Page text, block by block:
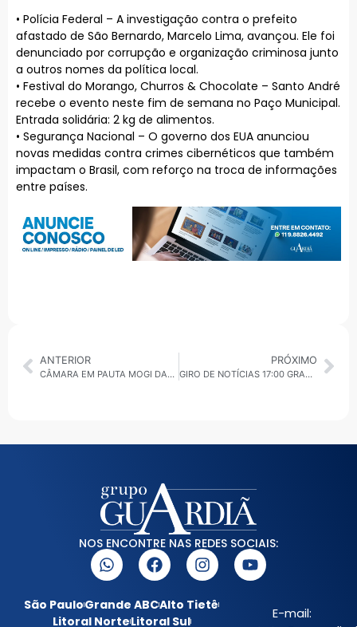
• Polícia Federal – A investigação contra o prefeito
afastado de São Bernardo, Marcelo Lima, avançou. Ele foi
denunciado por corrupção e organização criminosa junto
a outros nomes da política local.
• Festival do Morango, Churros & Chocolate – Santo André
recebe o evento neste fim de semana no Paço Municipal.
Entrada solidária: 2 kg de alimentos.
• Segurança Nacional – O governo dos EUA anunciou
novas medidas contra crimes cibernéticos que também
impactam o Brasil, com reforço na troca de informações
entre países.
ANTERIOR
CÂMARA EM PAUTA MOGI DAS CRUZES: CÓDIGO DE CONDUTA E ÉTICA DOS AGENTES PÚBLICOS É APROVADO PELOS VEREADORES
PRÓXIMO
GIRO DE NOTÍCIAS 17:00 GRANDE ABC E BRASIL 21/08/2025
NOS ENCONTRE NAS REDES SOCIAIS:
São PauloGrande ABCAlto Tietê
Litoral NorteLitoral Sul
E-mail: